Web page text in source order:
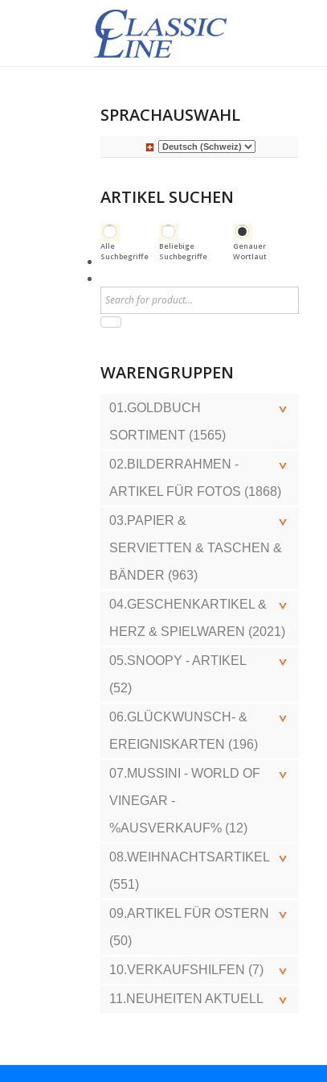
SPRACHAUSWAHL
ARTIKEL SUCHEN
Alle
Suchbegriffe
Beliebige
Suchbegriffe
Genauer
Wortlaut
WARENGRUPPEN
01.GOLDBUCH
SORTIMENT (1565)
02.BILDERRAHMEN -
ARTIKEL FÜR FOTOS (1868)
03.PAPIER &
SERVIETTEN & TASCHEN &
BÄNDER (963)
04.GESCHENKARTIKEL &
HERZ & SPIELWAREN (2021)
05.SNOOPY - ARTIKEL
(52)
06.GLÜCKWUNSCH- &
EREIGNISKARTEN (196)
07.MUSSINI - WORLD OF
VINEGAR -
%AUSVERKAUF% (12)
08.WEIHNACHTSARTIKEL
(551)
09.ARTIKEL FÜR OSTERN
(50)
10.VERKAUFSHILFEN (7)
11.NEUHEITEN AKTUELL